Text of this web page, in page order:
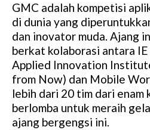
GMC adalah kompetisi
di dunia yang
dan inovator muda. Ajang
berkat kolaborasi antara IE
Applied Innovation
from Now) dan Mobile
lebih dari 20 tim dari enam
berlomba untuk meraih
ajang bergengsi ini.